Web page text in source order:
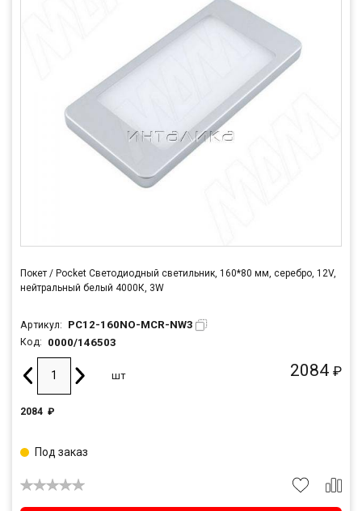
Покет / Pocket Светодиодный светильник, 160*80 мм, серебро, 12V,
нейтральный белый 4000К, 3W
Артикул: PC12-160NO-MCR-NW3
Код: 0000/146503
2084 ₽
шт
2084 ₽
Под заказ